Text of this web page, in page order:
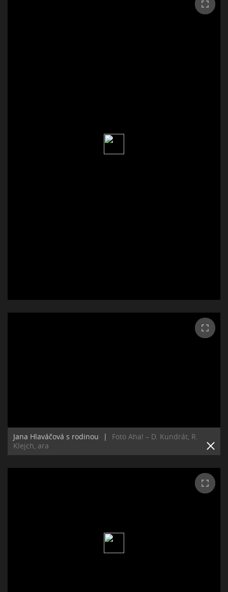
Jana Hlaváčová s rodinou |
Foto Aha! – D. Kundrát, R.
Klejch, ara